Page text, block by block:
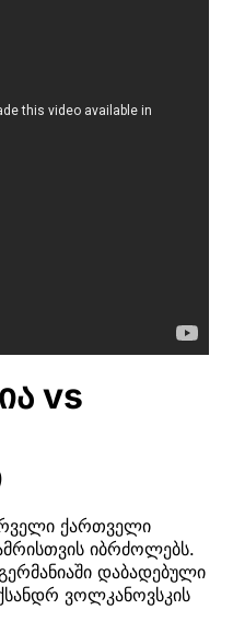
vs
ქართველი
იბრძოლებს.
დაბადებული
ვოლკანოვსკის